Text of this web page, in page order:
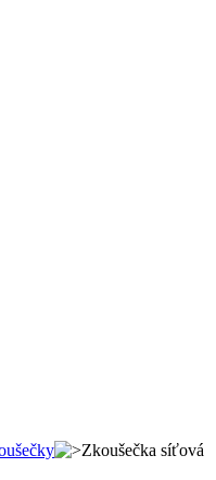
Zkoušečka síťová